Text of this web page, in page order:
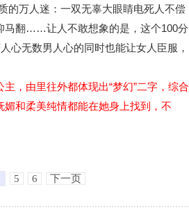
的万人迷：一双无辜大眼睛电死人不偿
马翻……让人不敢想象的是，这个100分
心无数男人心的同时也能让女人臣服，
，由里往外都体现出“梦幻”二字，综合
和柔美纯情都能在她身上找到，不
5 6 下一页